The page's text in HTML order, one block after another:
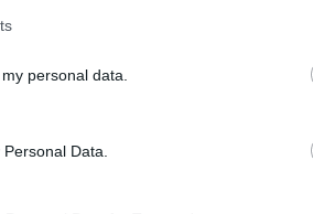
personal data.
Data.
generale. Ma le
e sconcertato»
Gli ha risposto a
Il cda si è anche
dello show di
Meloni e la strategia